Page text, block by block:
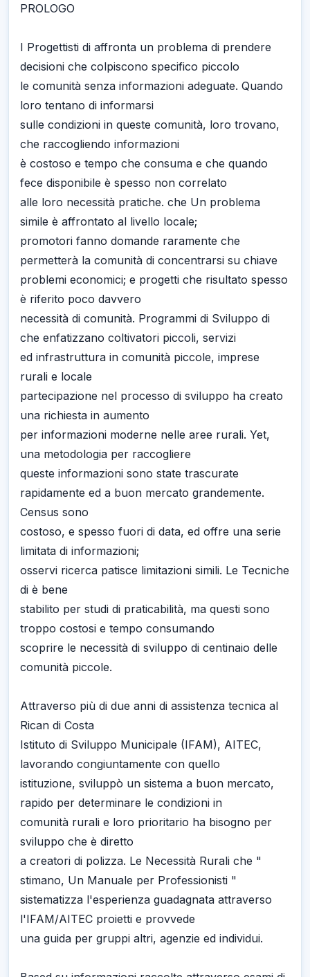
PROLOGO
I Progettisti di affronta un problema di prendere
decisioni che colpiscono specifico piccolo
le comunità senza informazioni adeguate. Quando
loro tentano di informarsi
sulle condizioni in queste comunità, loro trovano,
che raccogliendo informazioni
è costoso e tempo che consuma e che quando
fece disponibile è spesso non correlato
alle loro necessità pratiche. che Un problema
simile è affrontato al livello locale;
promotori fanno domande raramente che
permetterà la comunità di concentrarsi su chiave
problemi economici; e progetti che risultato spesso
è riferito poco davvero
necessità di comunità. Programmi di Sviluppo di
che enfatizzano coltivatori piccoli, servizi
ed infrastruttura in comunità piccole, imprese
rurali e locale
partecipazione nel processo di sviluppo ha creato
una richiesta in aumento
per informazioni moderne nelle aree rurali. Yet,
una metodologia per raccogliere
queste informazioni sono state trascurate
rapidamente ed a buon mercato grandemente.
Census sono
costoso, e spesso fuori di data, ed offre una serie
limitata di informazioni;
osservi ricerca patisce limitazioni simili. Le Tecniche
di è bene
stabilito per studi di praticabilità, ma questi sono
troppo costosi e tempo consumando
scoprire le necessità di sviluppo di centinaio delle
comunità piccole.
Attraverso più di due anni di assistenza tecnica al
Rican di Costa
Istituto di Sviluppo Municipale (IFAM), AITEC,
lavorando congiuntamente con quello
istituzione, sviluppò un sistema a buon mercato,
rapido per determinare le condizioni in
comunità rurali e loro prioritario ha bisogno per
sviluppo che è diretto
a creatori di polizza. Le Necessità Rurali che "
stimano, Un Manuale per Professionisti "
sistematizza l'esperienza guadagnata attraverso
l'IFAM/AITEC proietti e provvede
una guida per gruppi altri, agenzie ed individui.